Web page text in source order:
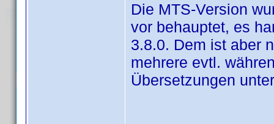
Die MTS-Version
vor behauptet, es
3.8.0. Dem ist aber
mehrere evtl.
Übersetzungen